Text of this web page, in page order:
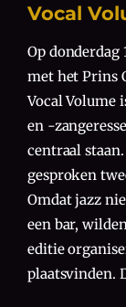
Vocal
Op
met het Prins
Vocal Volume
en -
centraal
gesproken
Omdat jazz
een bar,
editie
plaatsvinden.